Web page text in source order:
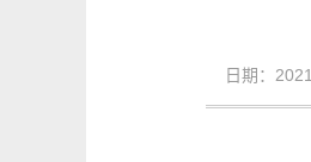
日期：